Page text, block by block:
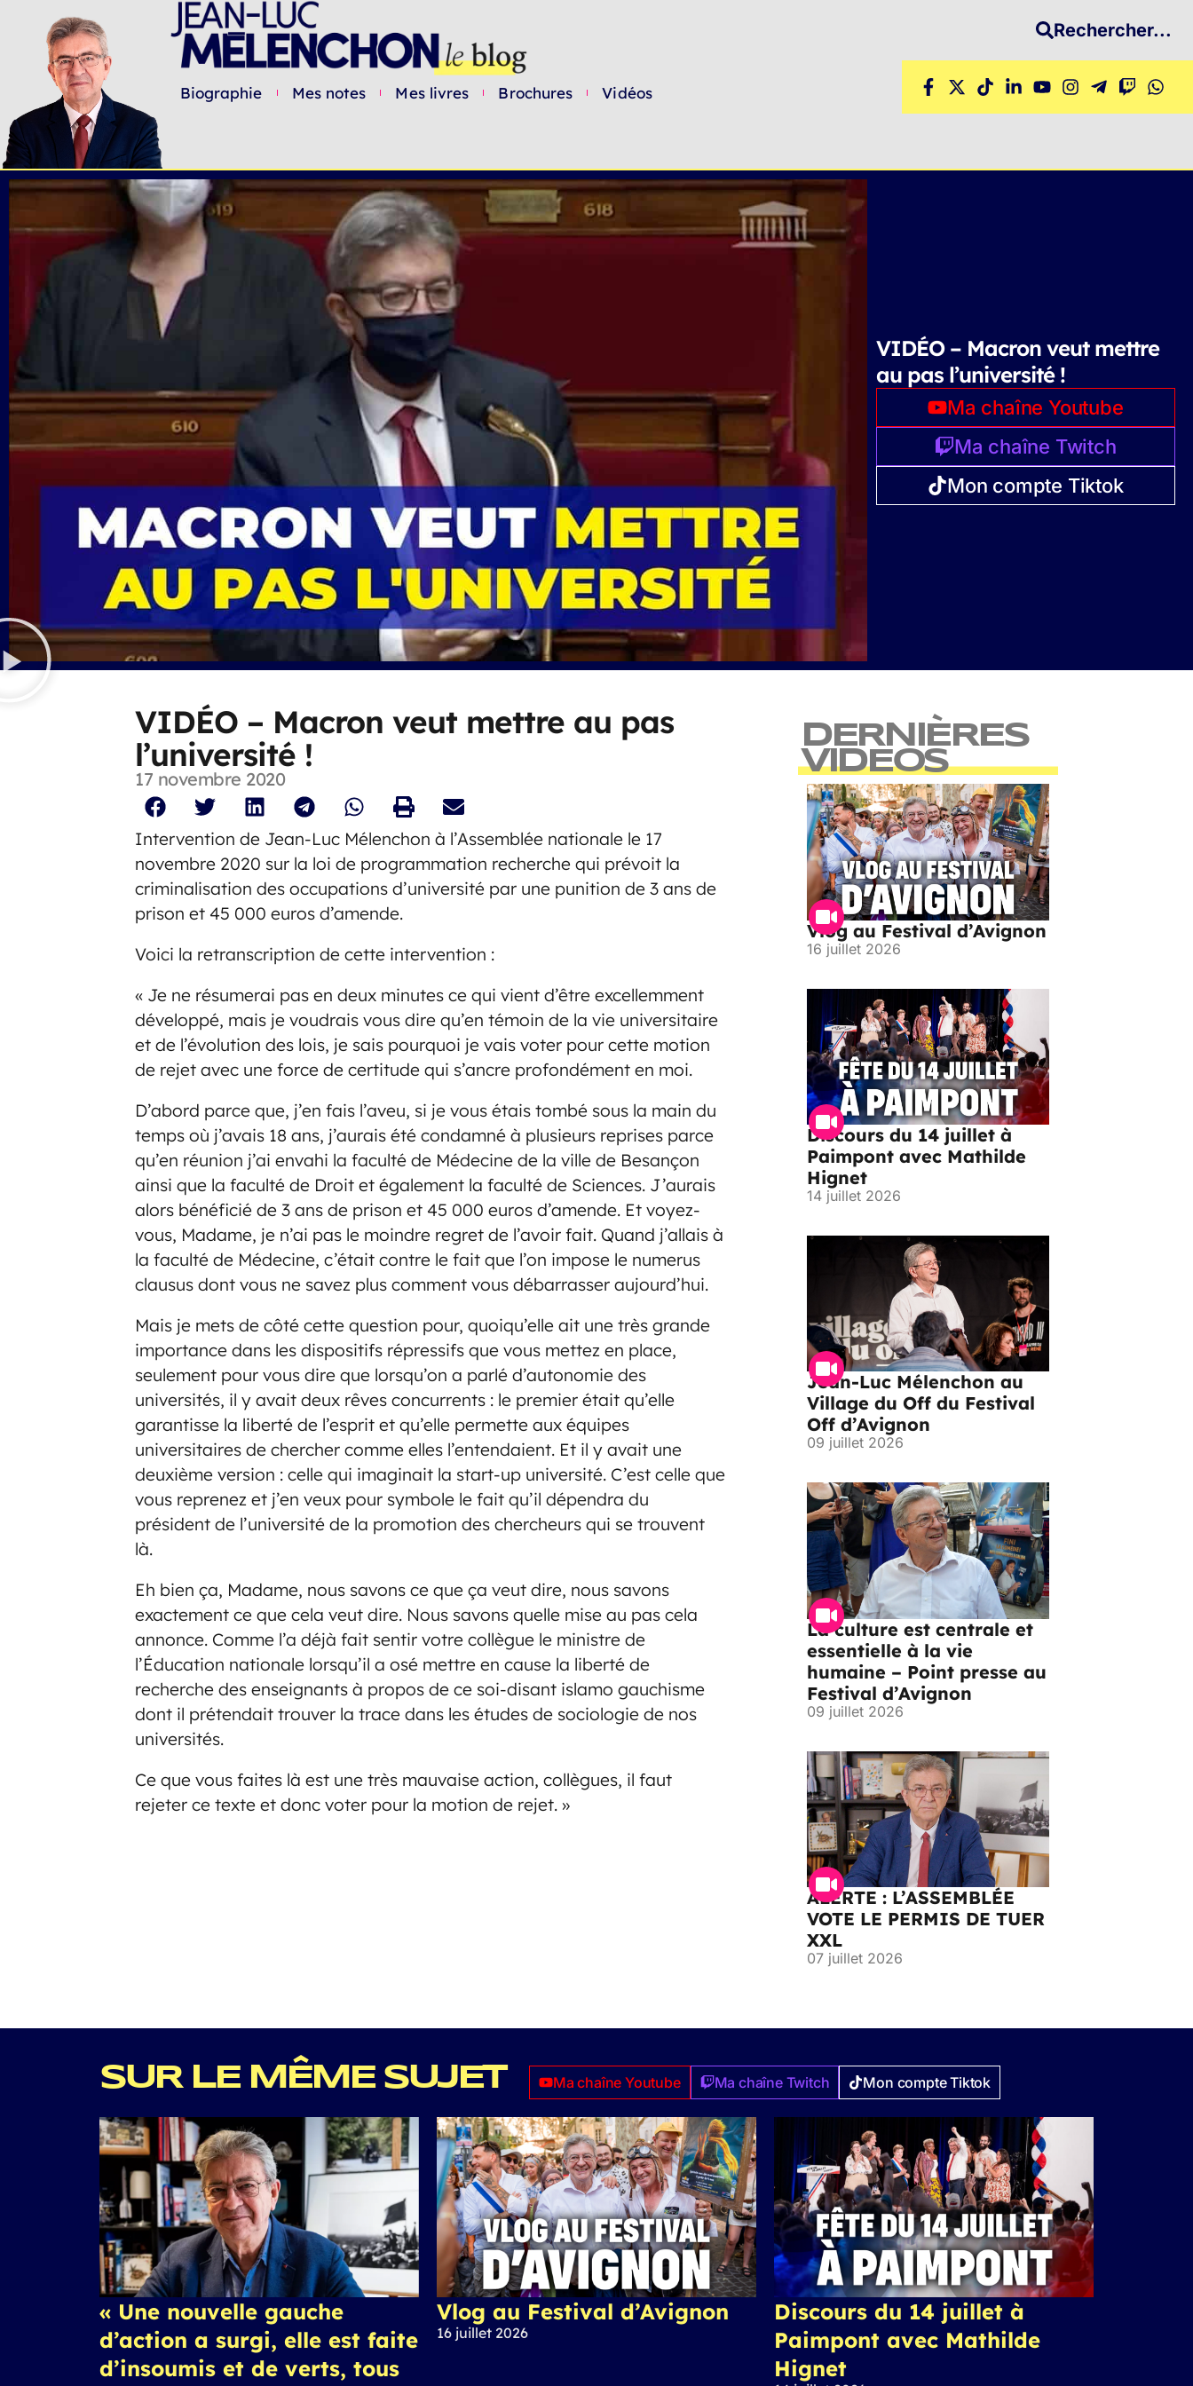
Biographie Mes notes Mes livres Brochures Vidéos
Rechercher...
VIDÉO – Macron veut mettre
au pas l’université !
Ma chaîne Youtube
Ma chaîne Twitch
Mon compte Tiktok
VIDÉO – Macron veut mettre au pas
l’université !
17 novembre 2020
Intervention de Jean-Luc Mélenchon à l’Assemblée nationale le 17
novembre 2020 sur la loi de programmation recherche qui prévoit la
criminalisation des occupations d’université par une punition de 3 ans de
prison et 45 000 euros d’amende.
Voici la retranscription de cette intervention :
« Je ne résumerai pas en deux minutes ce qui vient d’être excellemment
développé, mais je voudrais vous dire qu’en témoin de la vie universitaire
et de l’évolution des lois, je sais pourquoi je vais voter pour cette motion
de rejet avec une force de certitude qui s’ancre profondément en moi.
D’abord parce que, j’en fais l’aveu, si je vous étais tombé sous la main du
temps où j’avais 18 ans, j’aurais été condamné à plusieurs reprises parce
qu’en réunion j’ai envahi la faculté de Médecine de la ville de Besançon
ainsi que la faculté de Droit et également la faculté de Sciences. J’aurais
alors bénéficié de 3 ans de prison et 45 000 euros d’amende. Et voyez-
vous, Madame, je n’ai pas le moindre regret de l’avoir fait. Quand j’allais à
la faculté de Médecine, c’était contre le fait que l’on impose le numerus
clausus dont vous ne savez plus comment vous débarrasser aujourd’hui.
Mais je mets de côté cette question pour, quoiqu’elle ait une très grande
importance dans les dispositifs répressifs que vous mettez en place,
seulement pour vous dire que lorsqu’on a parlé d’autonomie des
universités, il y avait deux rêves concurrents : le premier était qu’elle
garantisse la liberté de l’esprit et qu’elle permette aux équipes
universitaires de chercher comme elles l’entendaient. Et il y avait une
deuxième version : celle qui imaginait la start-up université. C’est celle que
vous reprenez et j’en veux pour symbole le fait qu’il dépendra du
président de l’université de la promotion des chercheurs qui se trouvent
là.
Eh bien ça, Madame, nous savons ce que ça veut dire, nous savons
exactement ce que cela veut dire. Nous savons quelle mise au pas cela
annonce. Comme l’a déjà fait sentir votre collègue le ministre de
l’Éducation nationale lorsqu’il a osé mettre en cause la liberté de
recherche des enseignants à propos de ce soi-disant islamo gauchisme
dont il prétendait trouver la trace dans les études de sociologie de nos
universités.
Ce que vous faites là est une très mauvaise action, collègues, il faut
rejeter ce texte et donc voter pour la motion de rejet. »
DERNIÈRES
VIDEOS
Vlog au Festival d’Avignon
16 juillet 2026
Discours du 14 juillet à
Paimpont avec Mathilde
Hignet
14 juillet 2026
Jean-Luc Mélenchon au
Village du Off du Festival
Off d’Avignon
09 juillet 2026
La culture est centrale et
essentielle à la vie
humaine – Point presse au
Festival d’Avignon
09 juillet 2026
ALERTE : L’ASSEMBLÉE
VOTE LE PERMIS DE TUER
XXL
07 juillet 2026
SUR LE MÊME SUJET Ma chaîne Youtube Ma chaîne Twitch Mon compte Tiktok
« Une nouvelle gauche
d’action a surgi, elle est faite
d’insoumis et de verts, tous
Vlog au Festival d’Avignon
16 juillet 2026
Discours du 14 juillet à
Paimpont avec Mathilde
Hignet